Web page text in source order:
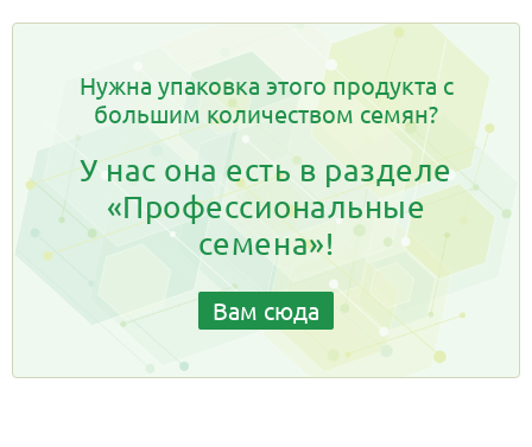
Нужна упаковка этого продукта с
большим количеством семян?
У нас она есть в разделе
«Профессиональные
семена»!
Вам сюда